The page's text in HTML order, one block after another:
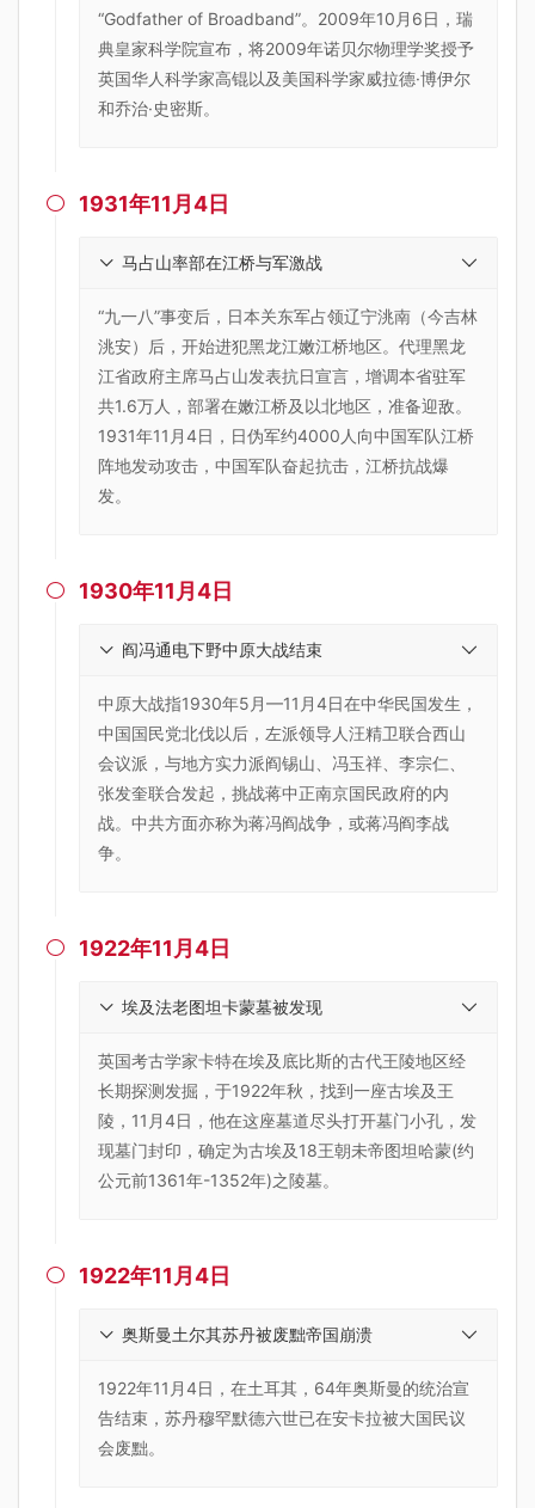
“Godfather of Broadband”。2009年10月6日，瑞
典皇家科学院宣布，将2009年诺贝尔物理学奖授予
英国华人科学家高锟以及美国科学家威拉德·博伊尔
和乔治·史密斯。
 1931年11月4日
马占山率部在江桥与军激战
“九一八”事变后，日本关东军占领辽宁洮南（今吉林
洮安）后，开始进犯黑龙江嫩江桥地区。代理黑龙
江省政府主席马占山发表抗日宣言，增调本省驻军
共1.6万人，部署在嫩江桥及以北地区，准备迎敌。
1931年11月4日，日伪军约4000人向中国军队江桥
阵地发动攻击，中国军队奋起抗击，江桥抗战爆
发。
 1930年11月4日
阎冯通电下野中原大战结束
中原大战指1930年5月—11月4日在中华民国发生，
中国国民党北伐以后，左派领导人汪精卫联合西山
会议派，与地方实力派阎锡山、冯玉祥、李宗仁、
张发奎联合发起，挑战蒋中正南京国民政府的内
战。中共方面亦称为蒋冯阎战争，或蒋冯阎李战
争。
 1922年11月4日
埃及法老图坦卡蒙墓被发现
英国考古学家卡特在埃及底比斯的古代王陵地区经
长期探测发掘，于1922年秋，找到一座古埃及王
陵，11月4日，他在这座墓道尽头打开墓门小孔，发
现墓门封印，确定为古埃及18王朝未帝图坦哈蒙(约
公元前1361年-1352年)之陵墓。
 1922年11月4日
奥斯曼土尔其苏丹被废黜帝国崩溃
1922年11月4日，在土耳其，64年奥斯曼的统治宣
告结束，苏丹穆罕默德六世已在安卡拉被大国民议
会废黜。